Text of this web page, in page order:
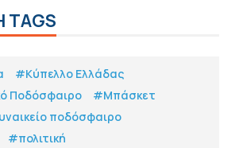
#Κύπελλο Ελλάδας
Ποδόσφαιρο
#Μπάσκετ
ποδόσφαιρο
#πολιτική